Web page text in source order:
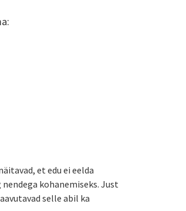
et edu ei eelda
kohanemiseks. Just
selle abil ka